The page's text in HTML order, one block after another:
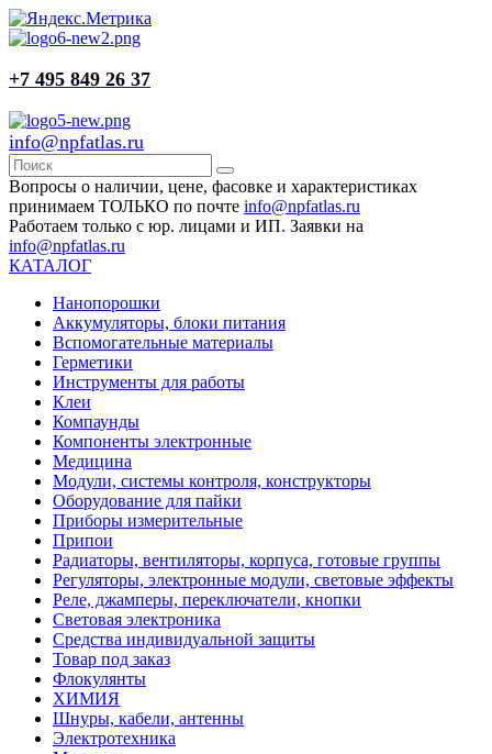
+7 495 849 26 37
info@npfatlas.ru
Вопросы о наличии, цене, фасовке и характеристиках
принимаем ТОЛЬКО по почте info@npfatlas.ru
Работаем только с юр. лицами и ИП. Заявки на
info@npfatlas.ru
КАТАЛОГ
Нанопорошки
Аккумуляторы, блоки питания
Вспомогательные материалы
Герметики
Инструменты для работы
Клеи
Компаунды
Компоненты электронные
Медицина
Модули, системы контроля, конструкторы
Оборудование для пайки
Приборы измерительные
Припои
Радиаторы, вентиляторы, корпуса, готовые группы
Регуляторы, электронные модули, световые эффекты
Реле, джамперы, переключатели, кнопки
Световая электроника
Средства индивидуальной защиты
Товар под заказ
Флокулянты
ХИМИЯ
Шнуры, кабели, антенны
Электротехника